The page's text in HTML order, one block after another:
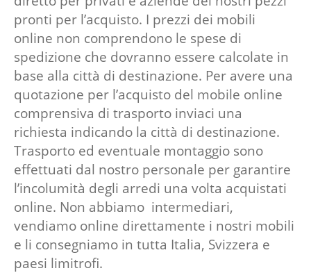
pronti per l’acquisto. I prezzi dei mobili
online non comprendono le spese di
spedizione che dovranno essere calcolate in
base alla città di destinazione. Per avere una
quotazione per l’acquisto del mobile online
comprensiva di trasporto inviaci una
richiesta indicando la città di destinazione.
Trasporto ed eventuale montaggio sono
effettuati dal nostro personale per garantire
l’incolumità degli arredi una volta acquistati
online. Non abbiamo intermediari,
vendiamo online direttamente i nostri mobili
e li consegniamo in tutta Italia, Svizzera e
paesi limitrofi.